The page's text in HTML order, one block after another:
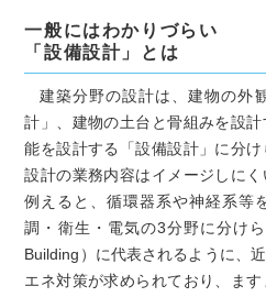
一般にはわかりづらい
「設備設計」とは
建築分野の設計は、建物の外
計」、建物の土台と骨組みを設
能を設計する「設備設計」に分
設計の業務内容はイメージしに
例えると、循環器系や神経系等
調・衛生・電気の3分野に分け
Building）に代表されるように、
エネ対策が求められており、ま